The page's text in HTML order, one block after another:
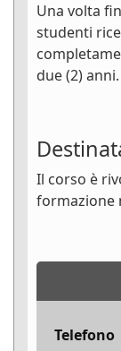
Una volta
studenti
due (2) anni.
Il corso è
formazione
Telefono